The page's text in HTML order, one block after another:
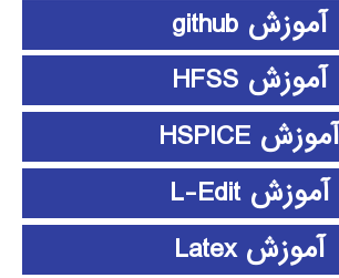
آموزش github
آموزش HFSS
آموزش HSPICE
آموزش L-Edit
آموزش Latex